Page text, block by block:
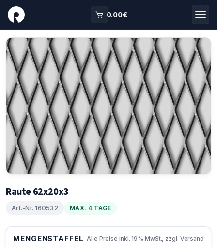
0.00€
Raute 62x20x3
Art.-Nr. 160532 MAX. 4 TAGE
MENGENSTAFFEL Alle Preise inkl. 19% MwSt., zzgl. Versand